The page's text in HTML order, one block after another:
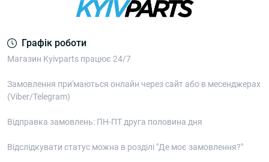
Графік роботи
Магазин Kyivparts працює 24/7
Замовлення при'маються онлайн через сайт або в месенджерах
(Viber/Telegram)
Відправка замовлень: ПН-ПТ друга половина дня
Відслідкувати статус можна в розділі "Де моє замовлення?"